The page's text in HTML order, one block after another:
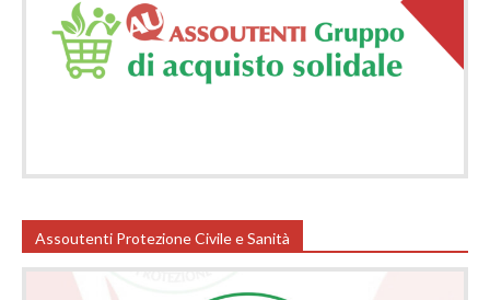
Assoutenti Protezione Civile e Sanità